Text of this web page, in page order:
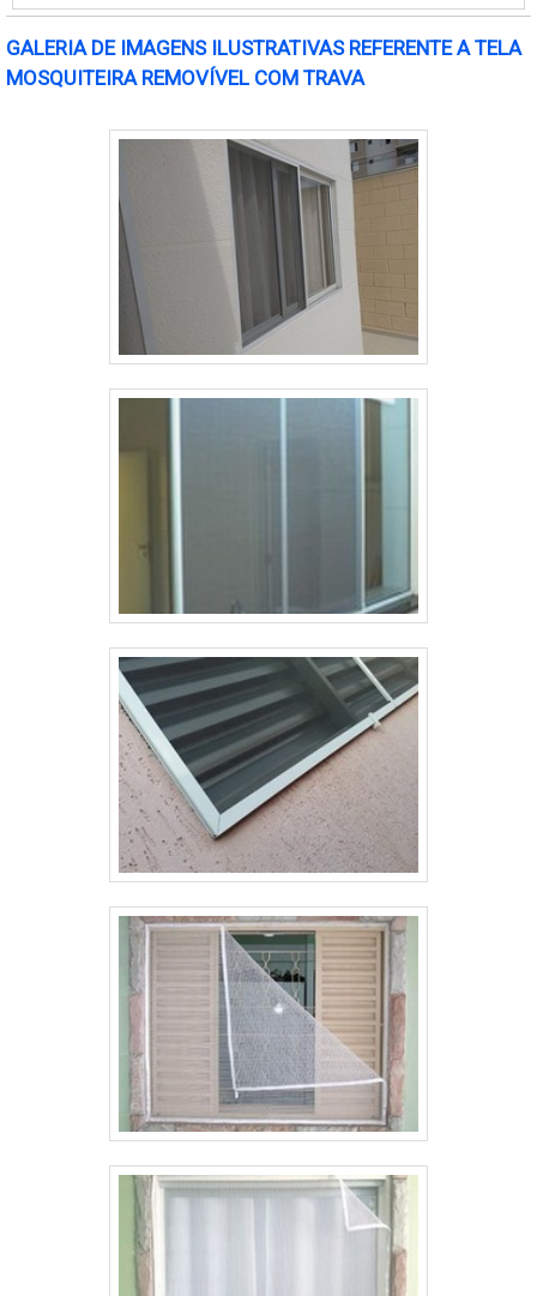
do Brasil.OUTRAS INFORMAÇÕES SOBRE
TELA VIVEIRO PLÁSTICAHá muitas maneiras
excelência em sua área de atuação. A Tecnyl
Telas centraliza seus esforços em oferecer aos
parceiros uma estrutura com: Escritório de alta
qualidade onde são realizadas as atividades;
Tecnologia de ponta; Equipamentos de última
geração. Tudo para se certificar que se tenha
tela viveiro plástica com precisão. Ainda focando
em tela viveiro plástica, na essência da empresa,
segmentos de Construção Civil e Agricultura. A
empresa objetiva o que existe de melhor no
mercado para garantir o sucesso dos clientes. O
time conta com profissionais treinados para
atender com rapidez e eficácia que terão grande
satisfação em melhor atender.A MELHOR
EMPRESA NO SEGMENTOApenas na Tecnyl
Telas existem as melhores variedades no
segmento quando o assunto for telas para os
segmentos de Construção Civil e Agricultura. É
itens como concertina e geocomposto drenante
com ótima qualidade e precisão.Apresentando
produtos de alto padrão, a empresa conta com
profissionais especializados e instalações
modernas e em bom estado, conquistando então
a confiança de todos. A Tecnyl Telas é uma
empresa que tem sido apontada de forma
positiva no segmento pela seriedade e
qualidade, que garantem o sucesso dos clientes
de ponta a ponta.
GALERIA DE IMAGENS ILUSTRATIVAS REFERENTE A TELA
MOSQUITEIRA REMOVÍVEL COM TRAVA